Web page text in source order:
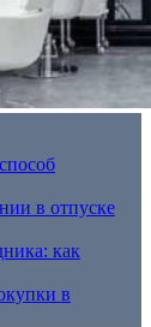
в отпуске
как
в